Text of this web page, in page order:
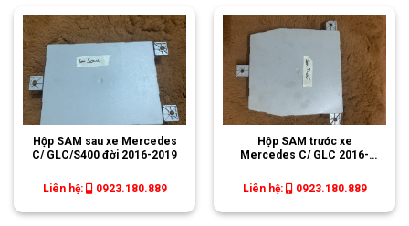
Hộp SAM sau xe Mercedes
C/ GLC/S400 đời 2016-2019
Liên hệ: 0923.180.889
Hộp SAM trước xe
Mercedes C/ GLC 2016-
Liên hệ:
0923.180.889